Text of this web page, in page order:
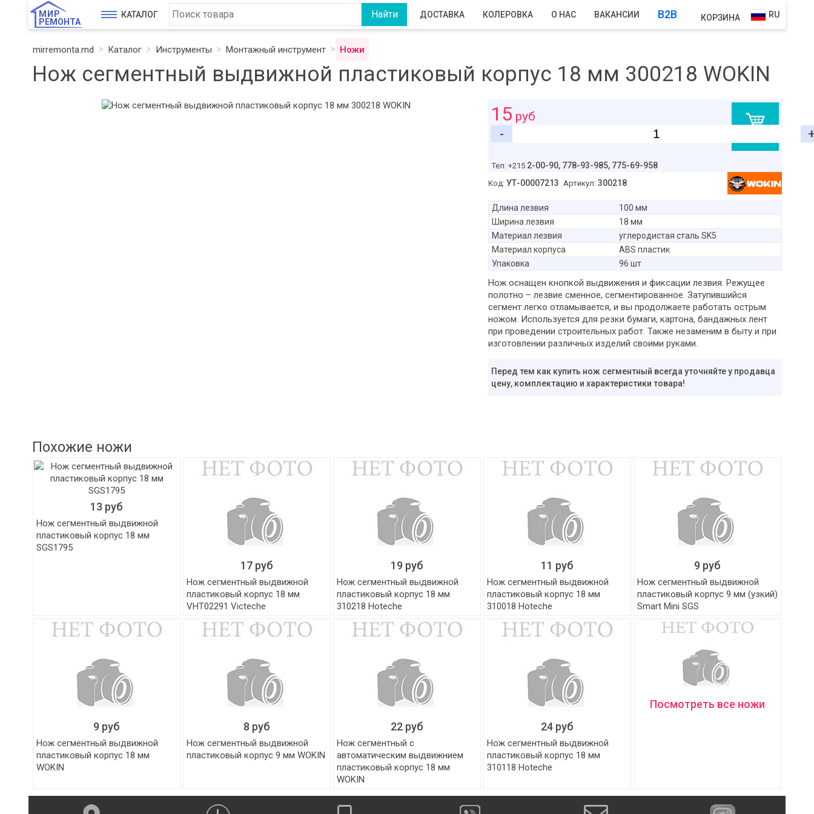
МИР
РЕМОНТА
КАТАЛОГ ДОСТАВКА КОЛЕРОВКА О НАС ВАКАНСИИ B2B КОРЗИНА RU
mirremonta.md Каталог Инструменты Монтажный инструмент Ножи
Нож сегментный выдвижной пластиковый корпус 18 мм 300218 WOKIN
15 руб
-
Тел: +215 2-00-90, 778-93-985, 775-69-958
Код: УТ-00007213 Артикул: 300218
Длина лезвия
100 мм
Ширина лезвия
18 мм
Материал лезвия
углеродистая сталь SK5
Материал корпуса
ABS пластик
Упаковка
96 шт
Нож оснащен кнопкой выдвижения и фиксации лезвия. Режущее
полотно – лезвие сменное, сегментированное. Затупившийся
сегмент легко отламывается, и вы продолжаете работать острым
ножом. Используется для резки бумаги, картона, бандажных лент
при проведении строительных работ. Также незаменим в быту и при
изготовлении различных изделий своими руками.
Перед тем как купить нож сегментный всегда уточняйте у продавца
цену, комплектацию и характеристики товара!
Похожие ножи
13 руб
Нож сегментный выдвижной
пластиковый корпус 18 мм
SGS1795
17 руб
Нож сегментный выдвижной
пластиковый корпус 18 мм
VHT02291 Victeche
19 руб
Нож сегментный выдвижной
пластиковый корпус 18 мм
310218 Hoteche
11 руб
Нож сегментный выдвижной
пластиковый корпус 18 мм
310018 Hoteche
9 руб
Нож сегментный выдвижной
пластиковый корпус 9 мм (узкий)
Smart Mini SGS
9 руб
Нож сегментный выдвижной
пластиковый корпус 18 мм
WOKIN
8 руб
Нож сегментный выдвижной
пластиковый корпус 9 мм WOKIN
22 руб
Нож сегментный с
автоматическим выдвижнием
пластиковый корпус 18 мм
WOKIN
24 руб
Нож сегментный выдвижной
пластиковый корпус 18 мм
310118 Hoteche
Посмотреть все ножи